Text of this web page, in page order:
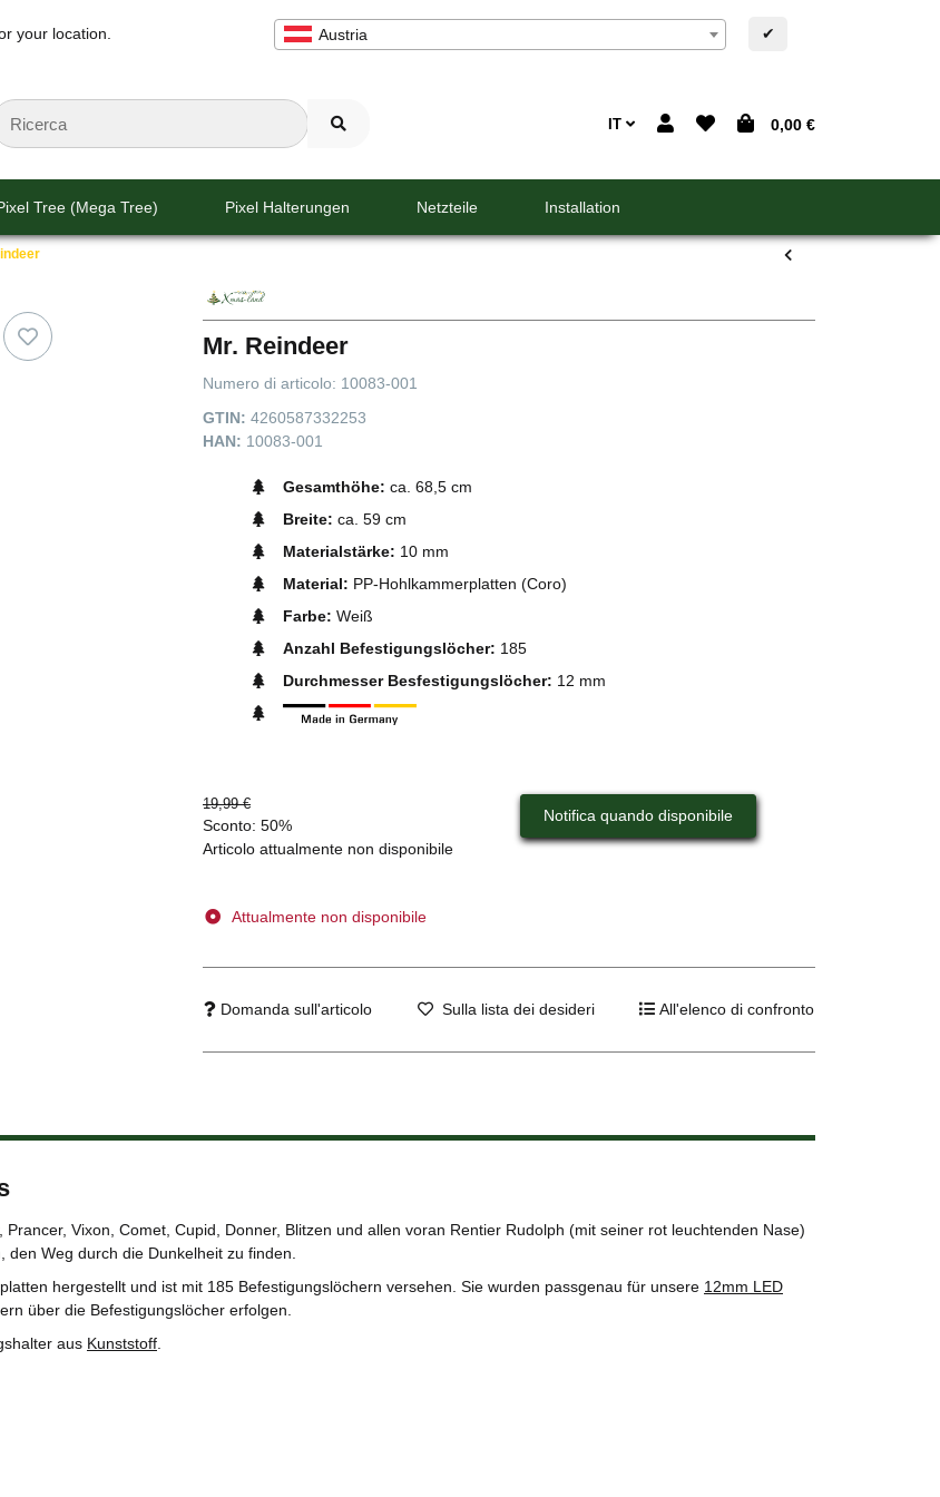
your location. Austria ✔
IT 0,00 €
Tree (Mega Tree) Pixel Halterungen Netzteile Installation
Mr. Reindeer
Numero di articolo: 10083-001
GTIN: 4260587332253
HAN: 10083-001
Gesamthöhe: ca. 68,5 cm
Breite: ca. 59 cm
Materialstärke: 10 mm
Material: PP-Hohlkammerplatten (Coro)
Farbe: Weiß
Anzahl Befestigungslöcher: 185
Durchmesser Besfestigungslöcher: 12 mm
19,99 €
Sconto: 50%
Articolo attualmente non disponibile
Attualmente non disponibile
Notifica quando disponibile
Domanda sull'articolo Sulla lista dei desideri All'elenco di confronto
Vixon, Comet, Cupid, Donner, Blitzen und allen voran Rentier Rudolph (mit seiner rot leuchtenden Nase)
Weg durch die Dunkelheit zu finden.
hergestellt und ist mit 185 Befestigungslöchern versehen. Sie wurden passgenau für unsere 12mm LED
über die Befestigungslöcher erfolgen.
aus Kunststoff